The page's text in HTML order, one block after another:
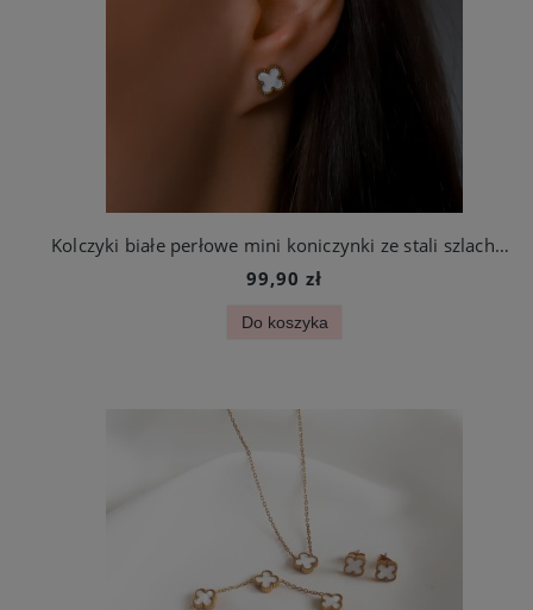
Kolczyki białe perłowe mini koniczynki ze stali szlachetnej
99,90 zł
Do koszyka